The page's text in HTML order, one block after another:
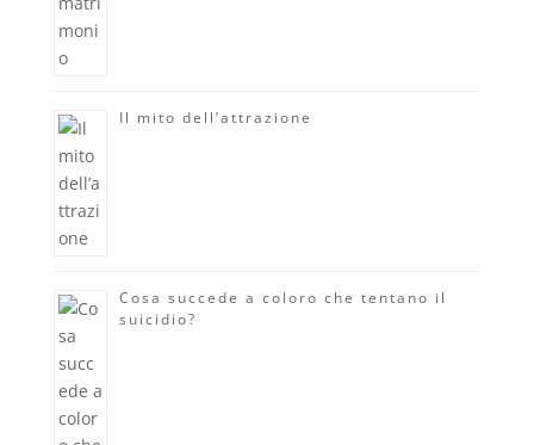
Il mito dell’attrazione
Cosa succede a coloro che tentano il
suicidio?